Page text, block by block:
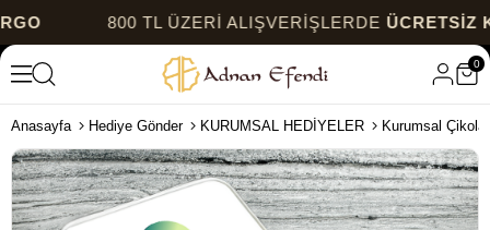
800 TL ÜZERİ ALIŞVERİŞLERDEÜCRETSİZ
0
Anasayfa Hediye Gönder KURUMSAL HEDİYELER Kurumsal